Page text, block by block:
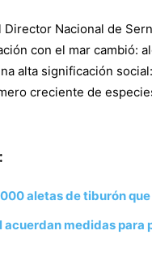
Nacional de
con el mar cambió:
alta significación
creciente de
aletas de tiburón que
acuerdan medidas